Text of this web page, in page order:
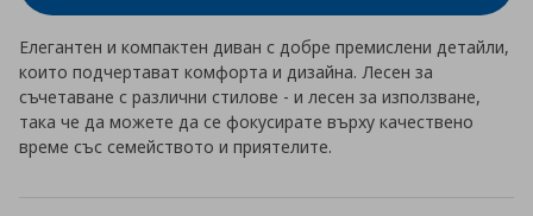
Елегантен и компактен диван с добре премислени детайли,
които подчертават комфорта и дизайна. Лесен за
съчетаване с различни стилове - и лесен за използване,
така че да можете да се фокусирате върху качествено
време със семейството и приятелите.